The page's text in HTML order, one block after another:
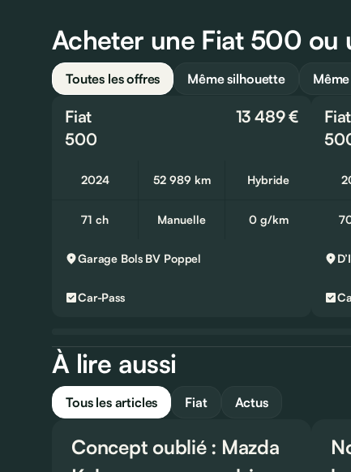
Acheter une Fiat 500 ou
Toutes les offres Même silhouette
Fiat
500
13 489 €
2024 52 989 km Hybride
71 ch Manuelle 0 g/km
Garage Bols BV Poppel
Car-Pass
Fiat
À lire aussi
Tous les articles Fiat Actus
Concept oublié : Mazda